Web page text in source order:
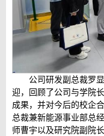
公司研发副总裁罗
迎，回顾了公司与学院
成果，并对今后的校企
总裁兼新能源事业部总
师曹宇以及研究院副院